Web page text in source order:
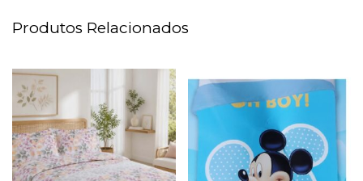
Produtos Relacionados